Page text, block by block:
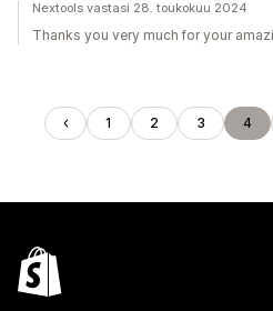
Nextools vastasi 28. toukokuu 2024
Thanks you very much for your
1 2 3 4